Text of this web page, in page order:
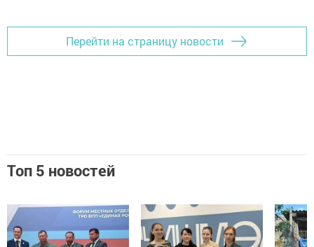
Перейти на страницу новости
Топ 5 новостей